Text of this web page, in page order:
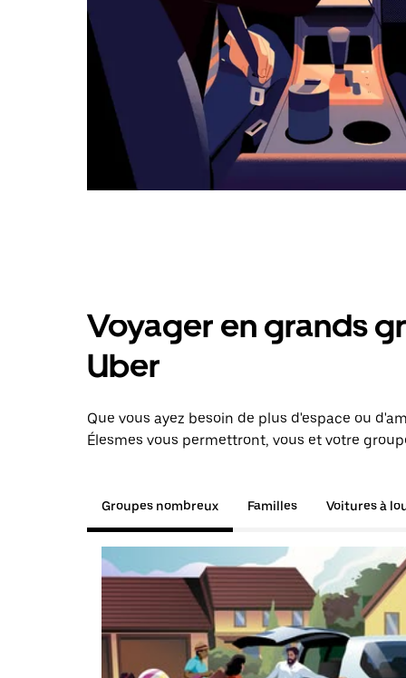
Voyager en grands
Uber
Que vous ayez besoin de plus d'espace ou
Élesmes vous permettront, vous et votre
Groupes nombreux Familles Voitures à